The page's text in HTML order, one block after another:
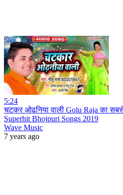
5:24
चटकर ओढनिया वाली Golu Raja का सबसे
Superhit Bhojpuri Songs 2019
Wave Music
7 years ago